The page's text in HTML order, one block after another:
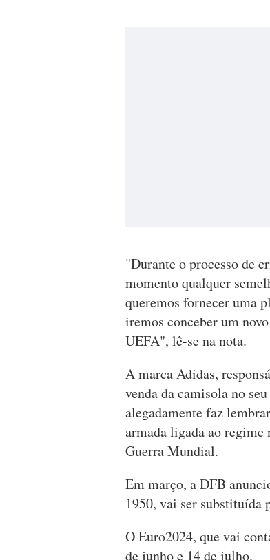
"Durante o processo de
momento qualquer
queremos fornecer uma
iremos conceber um
UEFA", lê-se na nota.
A marca Adidas,
venda da camisola no
alegadamente faz
armada ligada ao
Guerra Mundial.
Em março, a DFB
1950, vai ser substituída
O Euro2024, que vai
de junho e 14 de julho.